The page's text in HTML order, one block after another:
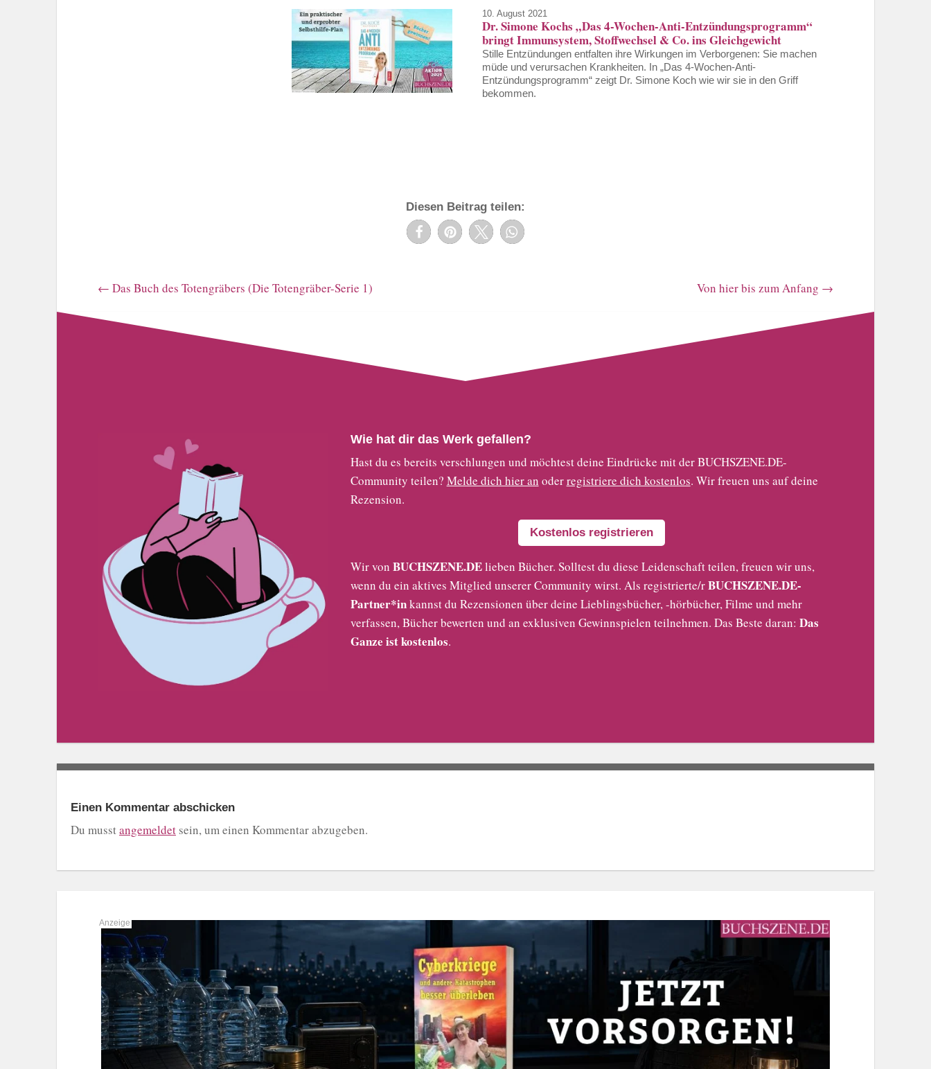
10. August 2021
Dr. Simone Kochs „Das 4-Wochen-Anti-Entzündungsprogramm“
bringt Immunsystem, Stoffwechsel & Co. ins Gleichgewicht
Stille Entzündungen entfalten ihre Wirkungen im Verborgenen: Sie machen
müde und verursachen Krankheiten. In „Das 4-Wochen-Anti-
Entzündungsprogramm“ zeigt Dr. Simone Koch wie wir sie in den Griff
bekommen.
Diesen Beitrag teilen:
← Das Buch des Totengräbers (Die Totengräber-Serie 1) Von hier bis zum Anfang →
Wie hat dir das Werk gefallen?
Hast du es bereits verschlungen und möchtest deine Eindrücke mit der BUCHSZENE.DE-
Community teilen? Melde dich hier an oderregistriere dich kostenlos. Wir freuen uns auf deine
Rezension.
Kostenlos registrieren
Wir von BUCHSZENE.DElieben Bücher. Solltest du diese Leidenschaft teilen, freuen wir uns,
wenn du ein aktives Mitglied unserer Community wirst. Als registrierte/rBUCHSZENE.DE-
Partner*inkannst du Rezensionen über deine Lieblingsbücher, -hörbücher, Filme und mehr
verfassen, Bücher bewerten und an exklusiven Gewinnspielen teilnehmen. Das Beste daran: Das
Ganze ist kostenlos.
Einen Kommentar abschicken
Du musstangemeldet sein, um einen Kommentar abzugeben.